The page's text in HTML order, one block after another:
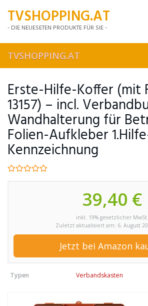
mainTVSHOPPING.AT
- DIE NEUESETEN PRODUKTE FÜR SIE -
TVSHOPPING.AT
Erste-Hilfe-Koffer (mit
13157) – incl.
Wandhalterung für
Folien-Aufkleber
Kennzeichnung
39,40 €
inkl. 19% gesetzlicher MwSt.
Zuletzt aktualisiert am: 6. August
Jetzt bei Amazon
Typen Verbandskasten